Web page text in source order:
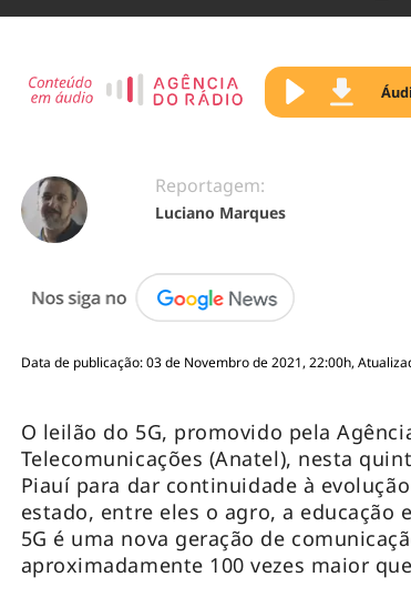
Reportagem:
Luciano Marques
Data de publicação: 03 de Novembro de 2021, 22:00h,
O leilão do 5G, promovido pela
Telecomunicações (Anatel), nesta
Piauí para dar continuidade à
estado, entre eles o agro, a educação
5G é uma nova geração de
aproximadamente 100 vezes maior